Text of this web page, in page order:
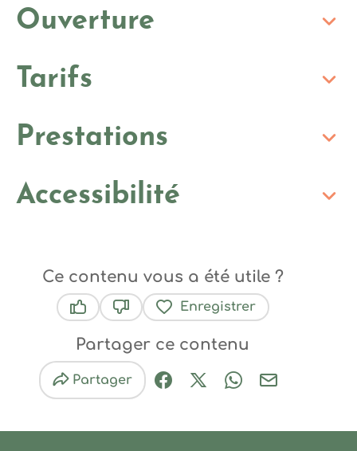
Ouverture
Tarifs
Prestations
Accessibilité
Ce contenu vous a été utile ?
Enregistrer
Partager ce contenu
Partager
Partager sur Facebook
Partager sur X / Twitter
Partager sur
Partager par